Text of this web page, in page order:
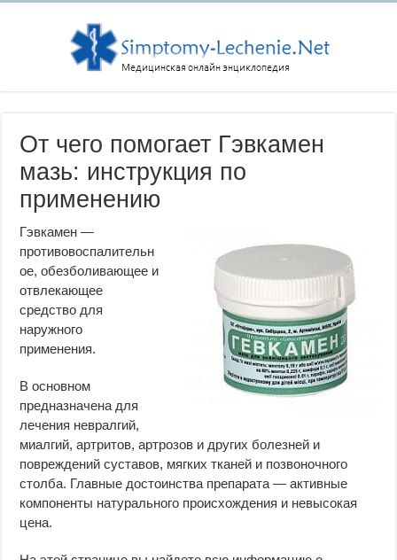
От чего помогает Гэвкамен
мазь: инструкция по
применению
Гэвкамен —
противовоспалительн
ое, обезболивающее и
отвлекающее
средство для
наружного
применения.
В основном
предназначена для
лечения невралгий,
миалгий, артритов, артрозов и других болезней и
повреждений суставов, мягких тканей и позвоночного
столба. Главные достоинства препарата — активные
компоненты натурального происхождения и невысокая
цена.